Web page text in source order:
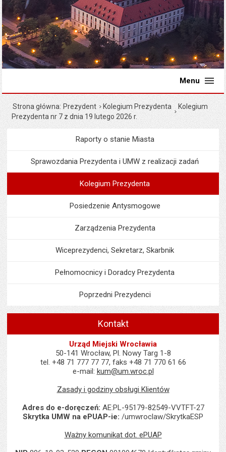
Menu
Strona główna Prezydent Kolegium Prezydenta
Kolegium
Prezydenta nr 7 z dnia 19 lutego 2026 r.
MenuPrezydent
Raporty o stanie Miasta
Sprawozdania Prezydenta i UMW z realizacji zadań
Kolegium Prezydenta
Posiedzenie Antysmogowe
Zarządzenia Prezydenta
Wiceprezydenci, Sekretarz, Skarbnik
Pełnomocnicy i Doradcy Prezydenta
Poprzedni Prezydenci
Kontakt
Urząd Miejski Wrocławia
50-141 Wrocław, Pl. Nowy Targ 1-8
tel. +48 71 777 77 77, faks +48 71 770 61 66
e-mail: kum@um.wroc.pl
Zasady i godziny obsługi Klientów
Adres do e-doręczeń: AE:PL-95179-82549-VVTFT-27
Skrytka UMW na ePUAP-ie: /umwroclaw/SkrytkaESP
Ważny komunikat dot. ePUAP